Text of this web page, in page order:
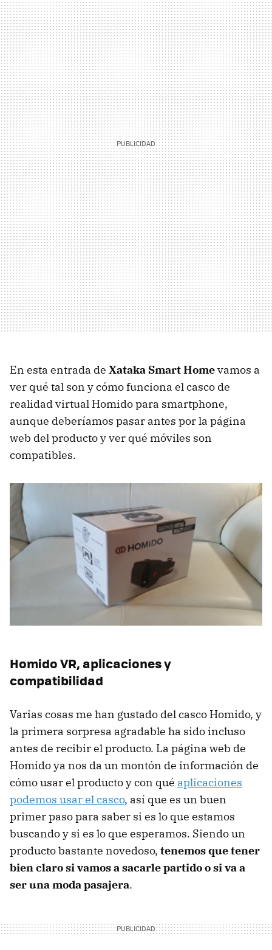
En esta entrada de Xataka Smart Homevamos a
ver qué tal son y cómo funciona el casco de
realidad virtual Homido para smartphone,
aunque deberíamos pasar antes por la página
web del producto y ver qué móviles son
compatibles.
Homido VR, aplicaciones y
compatibilidad
Varias cosas me han gustado del casco Homido, y
la primera sorpresa agradable ha sido incluso
antes de recibir el producto. La página web de
Homido ya nos da un montón de información de
cómo usar el producto y con qué aplicaciones
podemos usar el casco, así que es un buen
primer paso para saber si es lo que estamos
buscando y si es lo que esperamos. Siendo un
producto bastante novedoso, tenemos que tener
bien claro si vamos a sacarle partido o si va a
ser una moda pasajera.